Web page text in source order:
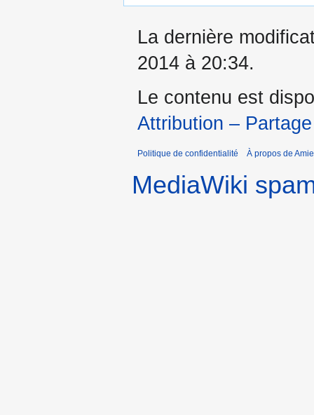
La dernière
2014 à 20:34.
Le contenu est
Attribution –
Politique de confidentialité À propos de
MediaWiki